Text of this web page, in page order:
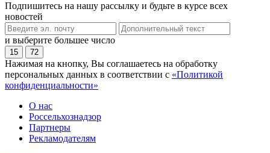
Подпишитесь на нашу рассылку и будьте в курсе всех
новостей
и выберите большее число
15 72
Нажимая на кнопку, Вы соглашаетесь на обработку
персональных данных в соответствии с «Политикой
конфиденциальности»
О нас
Россельхознадзор
Партнеры
Рекламодателям